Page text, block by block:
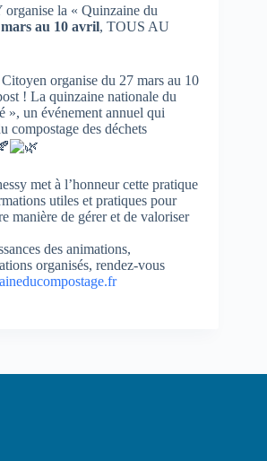
la « Quinzaine du
au 10 avril, TOUS AU
organise du 27 mars au 10
! La quinzaine nationale du
», un événement annuel qui
compostage des déchets
met à l’honneur cette pratique
utiles et pratiques pour
manière de gérer et de valoriser
des animations,
organisés, rendez-vous